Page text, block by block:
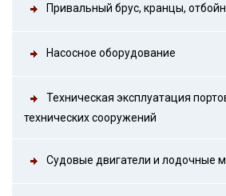
Привальный брус, кранцы,
Насосное оборудование
Техническая эксплуатация
технических сооружений
Судовые двигатели и лодочные